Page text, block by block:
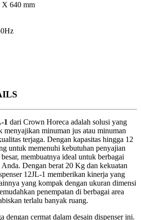
X 640 mm
1 dari Crown Horeca adalah solusi yang
menyajikan minuman jus atau minuman
terjaga. Dengan kapasitas hingga 12
untuk memenuhi kebutuhan penyajian
membuatnya ideal untuk berbagai
Anda. Dengan berat 20 Kg dan kekuatan
12JL-1 memberikan kinerja yang
yang kompak dengan ukuran dimensi
penempatan di berbagai area
terlalu banyak ruang.
dengan cermat dalam desain dispenser ini.